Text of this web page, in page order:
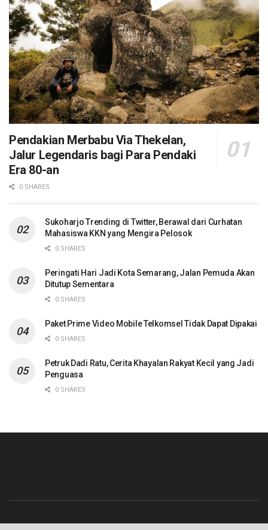
Pendakian Merbabu Via Thekelan,
Jalur Legendaris bagi Para Pendaki
Era 80-an
0 SHARES
Sukoharjo Trending di Twitter, Berawal dari Curhatan
Mahasiswa KKN yang Mengira Pelosok
0 SHARES
Peringati Hari Jadi Kota Semarang, Jalan Pemuda Akan
Ditutup Sementara
0 SHARES
Paket Prime Video Mobile Telkomsel Tidak Dapat Dipakai
0 SHARES
Petruk Dadi Ratu, Cerita Khayalan Rakyat Kecil yang Jadi
Penguasa
0 SHARES